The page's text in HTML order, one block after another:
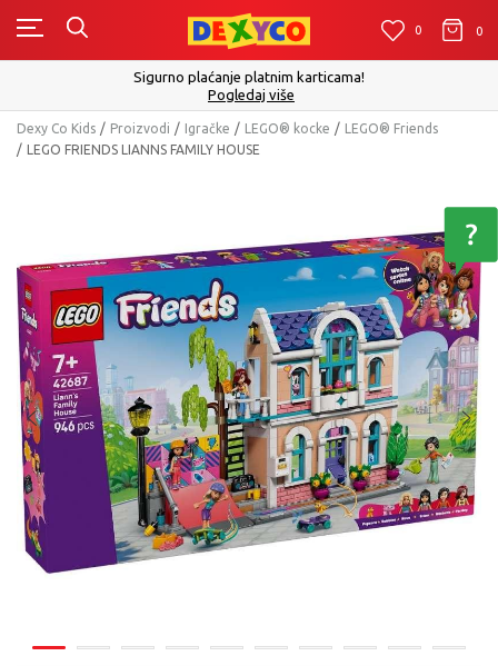
0 0
Sigurno plaćanje platnim karticama!
Pogledaj više
Dexy Co Kids Proizvodi Igračke LEGO® kocke
LEGO® Friends
LEGO FRIENDS LIANNS FAMILY HOUSE